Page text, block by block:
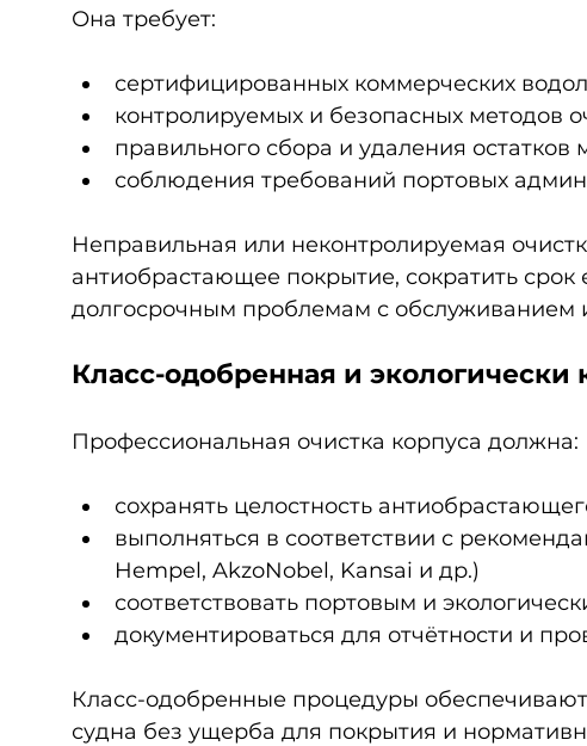
Она требует:
сертифицированных коммерческих
контролируемых и безопасных методов
правильного сбора и удаления остатков
соблюдения требований портовых
Неправильная или неконтролируемая
антиобрастающее покрытие, сократить срок
долгосрочным проблемам с обслуживанием
Класс-одобренная и экологически
Профессиональная очистка корпуса должна:
сохранять целостность
выполняться в соответствии с
Hempel, AkzoNobel, Kansai и др.)
соответствовать портовым и
документироваться для отчётности и
Класс-одобренные процедуры
судна без ущерба для покрытия и